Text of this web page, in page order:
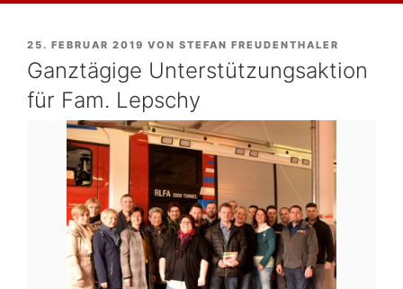
VERÖFFENTLICHT
AM
25. FEBRUAR 2019 VON STEFAN FREUDENTHALER
Ganztägige Unterstützungsaktion
für Fam. Lepschy